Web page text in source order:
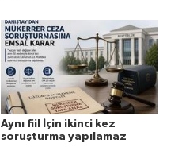
Aynı fiil İçin ikinci kez
soruşturma yapılamaz